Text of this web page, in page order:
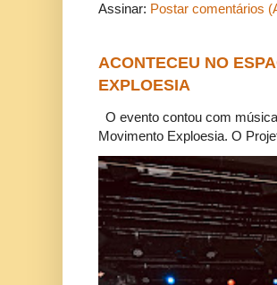
Assinar: Postar comentários
ACONTECEU NO
EXPLOESIA
O evento contou com
Movimento Exploesia. O